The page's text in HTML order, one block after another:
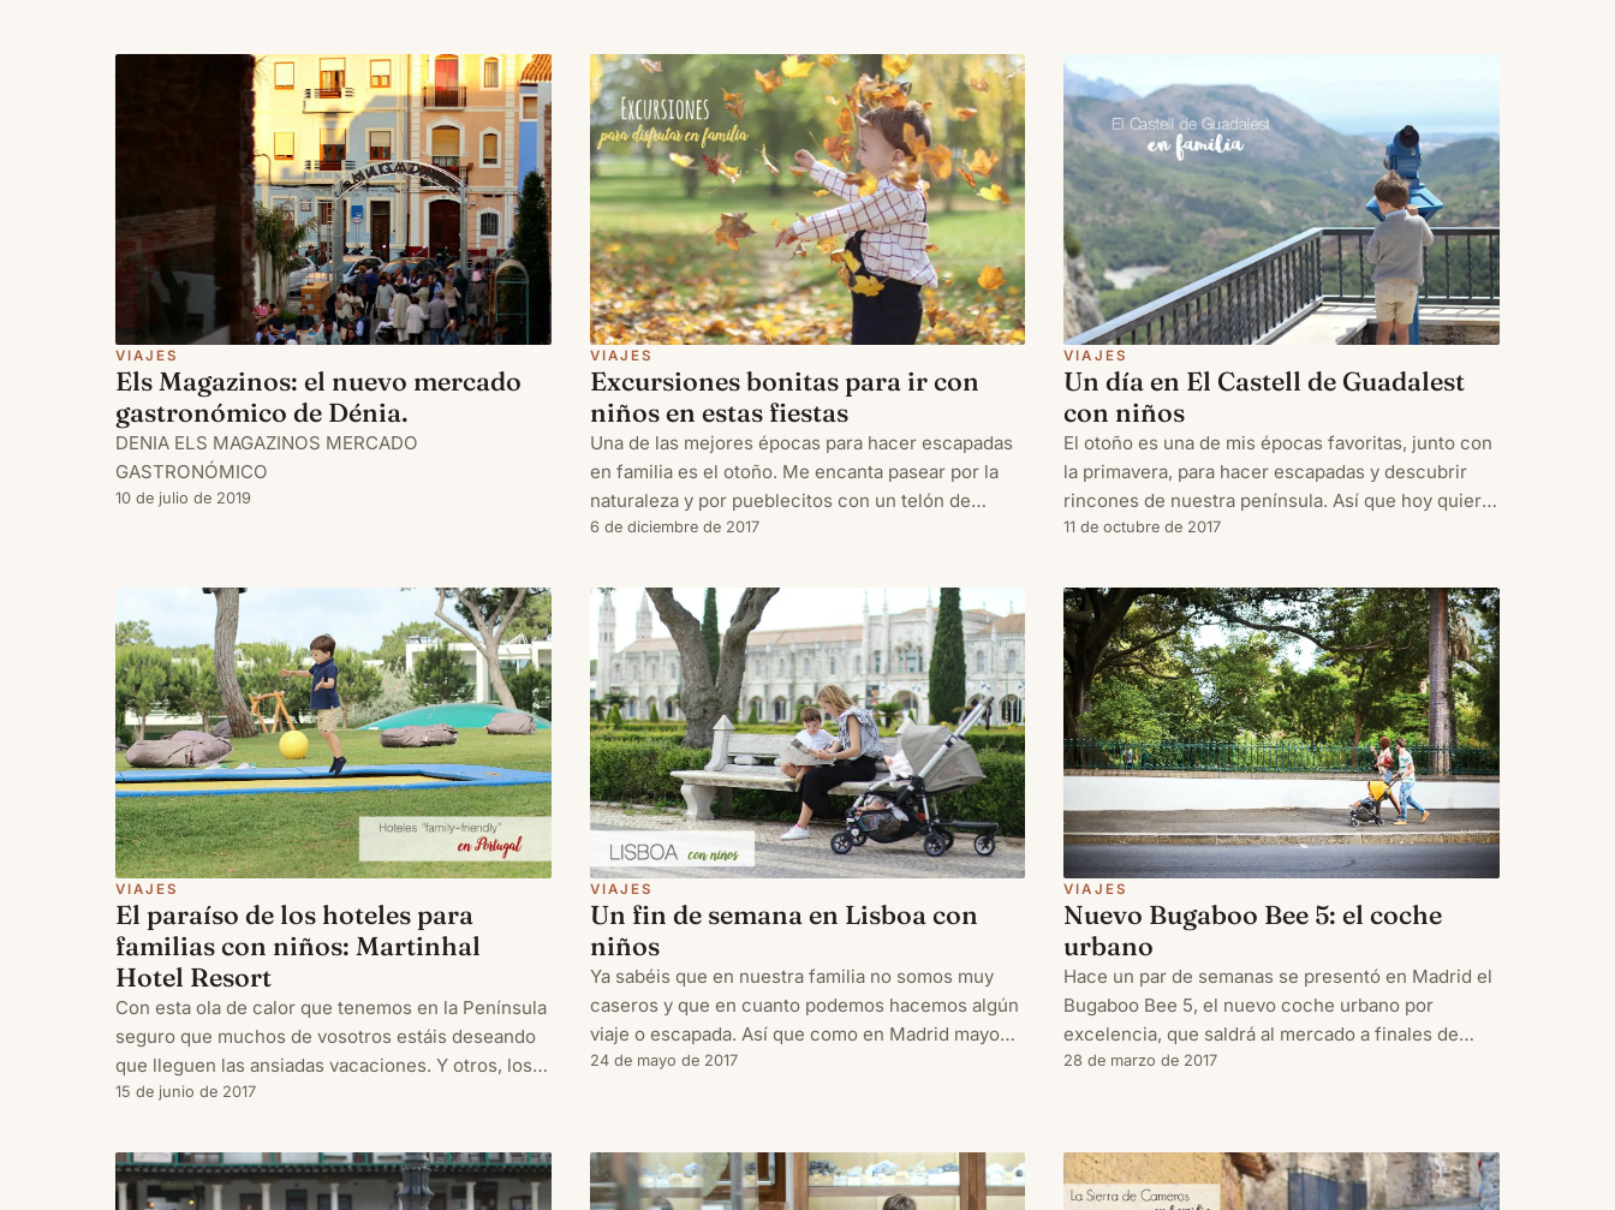
VIAJES
Els Magazinos: el nuevo mercado
gastronómico de Dénia.
DENIA ELS MAGAZINOS MERCADO
GASTRONÓMICO
10 de julio de 2019
VIAJES
Excursiones bonitas para ir con
niños en estas fiestas
Una de las mejores épocas para hacer escapadas
en familia es el otoño. Me encanta pasear por la
naturaleza y por pueblecitos con un telón de
fondo teñido de rojo, amarillo y marrón, y además
mucho frío, lo que l
6 de diciembre de 2017
VIAJES
Un día en El Castell de Guadalest
con niños
El otoño es una de mis épocas favoritas, junto con
la primavera, para hacer escapadas y descubrir
rincones de nuestra península. Así que hoy quiero
compartir con vosotros nuestra excursión al
alicantina.
11 de octubre de 2017
VIAJES
El paraíso de los hoteles para
familias con niños: Martinhal
Hotel Resort
Con esta ola de calor que tenemos en la Península
seguro que muchos de vosotros estáis deseando
que lleguen las ansiadas vacaciones. Y otros, los
más tardíos, quizás os hayáis puesto ahora a
de referencia, hoy
15 de junio de 2017
VIAJES
Un fin de semana en Lisboa con
niños
Ya sabéis que en nuestra familia no somos muy
caseros y que en cuanto podemos hacemos algún
viaje o escapada. Así que como en Madrid mayo
está lleno de puentes y acueductos, los hemos
24 de mayo de 2017
VIAJES
Nuevo Bugaboo Bee 5: el coche
urbano
Hace un par de semanas se presentó en Madrid el
Bugaboo Bee 5, el nuevo coche urbano por
excelencia, que saldrá al mercado a finales de
este mes.
28 de marzo de 2017